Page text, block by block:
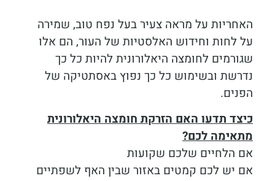
האחריות על מראה צעיר בעל נפח טוב, שמירה
על לחות וחידוש האלסטיות של העור, הם אלו
שגורמים לחומצה היאלורונית להיות כל כך
נדרשת ובשימוש כל כך נפוץ באסתטיקה של
הפנים.
כיצד תדעו האם הזרקת חומצה היאלורונית
מתאימה לכם?
אם הלחיים שלכם שקועות
אם יש לכם קמטים באזור שבין האף לשפתיים